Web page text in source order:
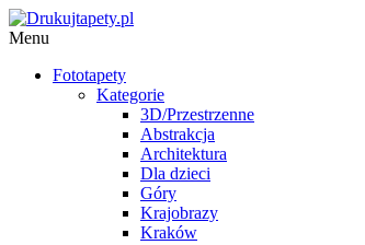
Menu
Fototapety
Kategorie
3D/Przestrzenne
Abstrakcja
Architektura
Dla dzieci
Góry
Krajobrazy
Kraków